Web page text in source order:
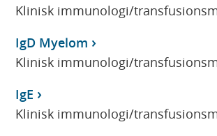
Klinisk immunologi/
IgD Myelom
Klinisk immunologi/
IgE
Klinisk immunologi/